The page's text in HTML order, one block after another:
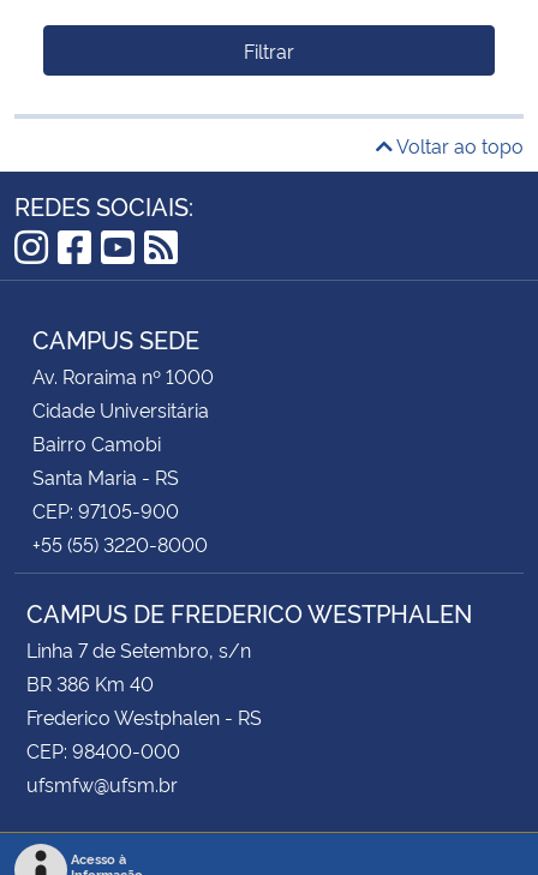
Filtrar
Voltar ao topo
REDES SOCIAIS:
Instagram
Facebook
YouTube
RSS
CAMPUS SEDE
Av. Roraima nº 1000
Cidade Universitária
Bairro Camobi
Santa Maria - RS
CEP: 97105-900
+55 (55) 3220-8000
CAMPUS DE FREDERICO WESTPHALEN
Linha 7 de Setembro, s/n
BR 386 Km 40
Frederico Westphalen - RS
CEP: 98400-000
ufsmfw@ufsm.br
Acesso à